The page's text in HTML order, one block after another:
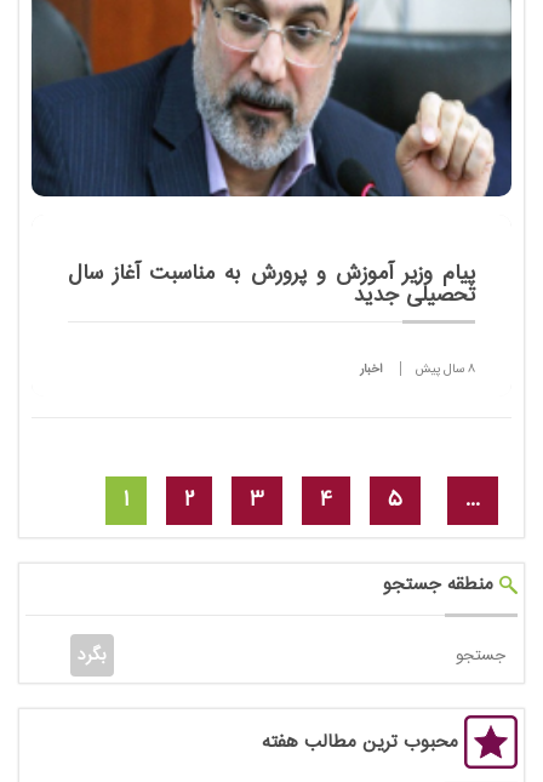
پیام وزیر آموزش و پرورش به مناسبت آغاز سال
تحصیلی جدید
8 سال پیش اخبار
1 2 3 4 5 ...
منطقه جستجو
محبوب ترین مطالب هفته